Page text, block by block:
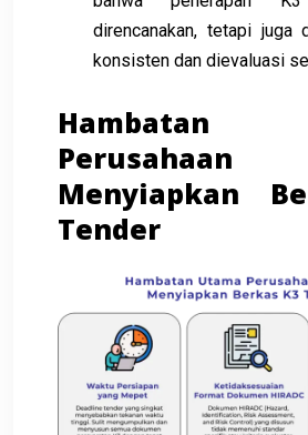
direncanakan, tetapi juga
konsisten dan dievaluasi
Hambatan
Menyiapkan
Tender